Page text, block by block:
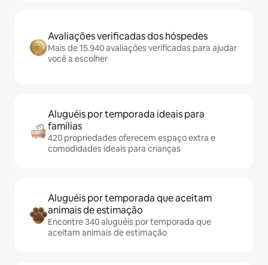
Avaliações verificadas dos hóspedes
Mais de 15.940 avaliações verificadas para ajudar
você a escolher
Aluguéis por temporada ideais para
famílias
420 propriedades oferecem espaço extra e
comodidades ideais para crianças
Aluguéis por temporada que aceitam
animais de estimação
Encontre 340 aluguéis por temporada que
aceitam animais de estimação